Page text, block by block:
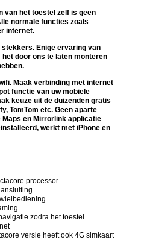
van het toestel zelf is geen
normale functies zoals
internet.
stekkers. Enige ervaring van
door ons te laten monteren
Maak verbinding met internet
functie van uw mobiele
keuze uit de duizenden gratis
TomTom etc. Geen aparte
Maps en Mirrorlink applicatie
werkt met iPhone en
processor
zodra het toestel
versie heeft ook 4G simkaart